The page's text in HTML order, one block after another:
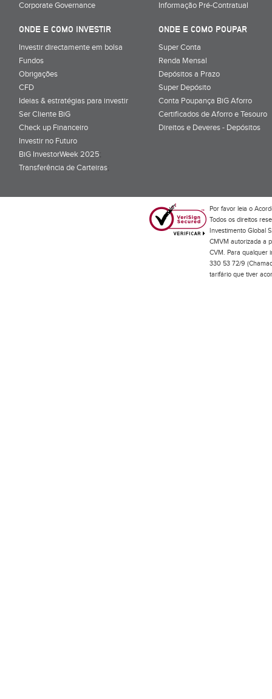
Corporate Governance
Informação Pré-Contratual
ONDE E COMO INVESTIR
Investir directamente em bolsa
Fundos
Obrigações
CFD
Ideias & estratégias para investir
Ser Cliente BiG
Check up Financeiro
Investir no Futuro
BiG InvestorWeek 2025;
Transferência de Carteiras;
ONDE E COMO POUPAR
Super Conta
Renda Mensal
Depósitos a Prazo
Super Depósito
Conta Poupança BiG Aforro
Certificados de Aforro e Tesouro
Direitos e Deveres - Depósitos
Por favor leia o
Todos os direitos
Investimento Global
CMVM autorizada a
CVM. Para qualquer
330 53 72/9
tarifário que tiver